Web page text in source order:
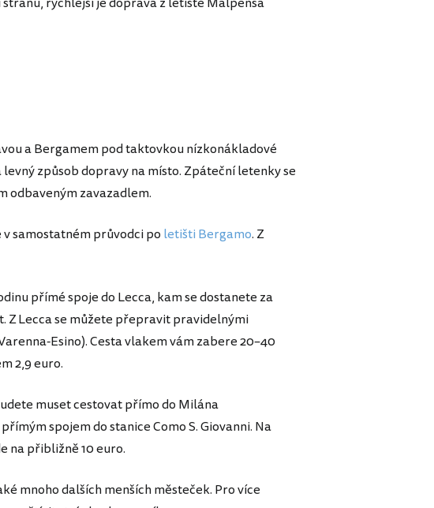
a Bergamem pod taktovkou nízkonákladové
způsob dopravy na místo. Zpáteční letenky se
odbaveným zavazadlem.
samostatném průvodci po letišti Bergamo. Z
přímé spoje do Lecca, kam se dostanete za
Z Lecca se můžete přepravit pravidelnými
Esino). Cesta vlakem vám zabere 20–40
2,9 euro.
muset cestovat přímo do Milána
spojem do stanice Como S. Giovanni. Na
na přibližně 10 euro.
mnoho dalších menších městeček. Pro více